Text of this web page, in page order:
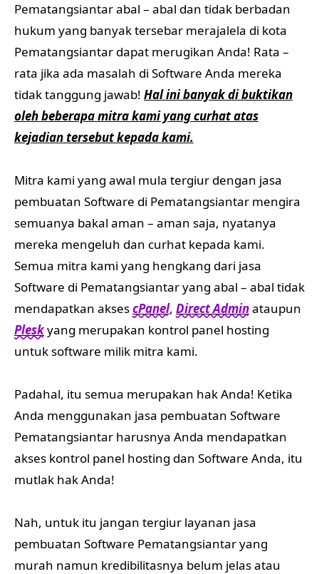
Pematangsiantar abal – abal dan tidak berbadan
hukum yang banyak tersebar merajalela di kota
Pematangsiantar dapat merugikan Anda! Rata –
rata jika ada masalah di Software Anda mereka
tidak tanggung jawab! Hal ini banyak di buktikan
oleh beberapa mitra kami yang curhat atas
kejadian tersebut kepada kami.
Mitra kami yang awal mula tergiur dengan jasa
pembuatan Software di Pematangsiantar mengira
semuanya bakal aman – aman saja, nyatanya
mereka mengeluh dan curhat kepada kami.
Semua mitra kami yang hengkang dari jasa
Software di Pematangsiantar yang abal – abal tidak
mendapatkan aksescPanel, Direct Adminataupun
Pleskyang merupakan kontrol panel hosting
untuk software milik mitra kami.
Padahal, itu semua merupakan hak Anda! Ketika
Anda menggunakan jasa pembuatan Software
Pematangsiantar harusnya Anda mendapatkan
akses kontrol panel hosting dan Software Anda, itu
mutlak hak Anda!
Nah, untuk itu jangan tergiur layanan jasa
pembuatan Software Pematangsiantar yang
murah namun kredibilitasnya belum jelas atau